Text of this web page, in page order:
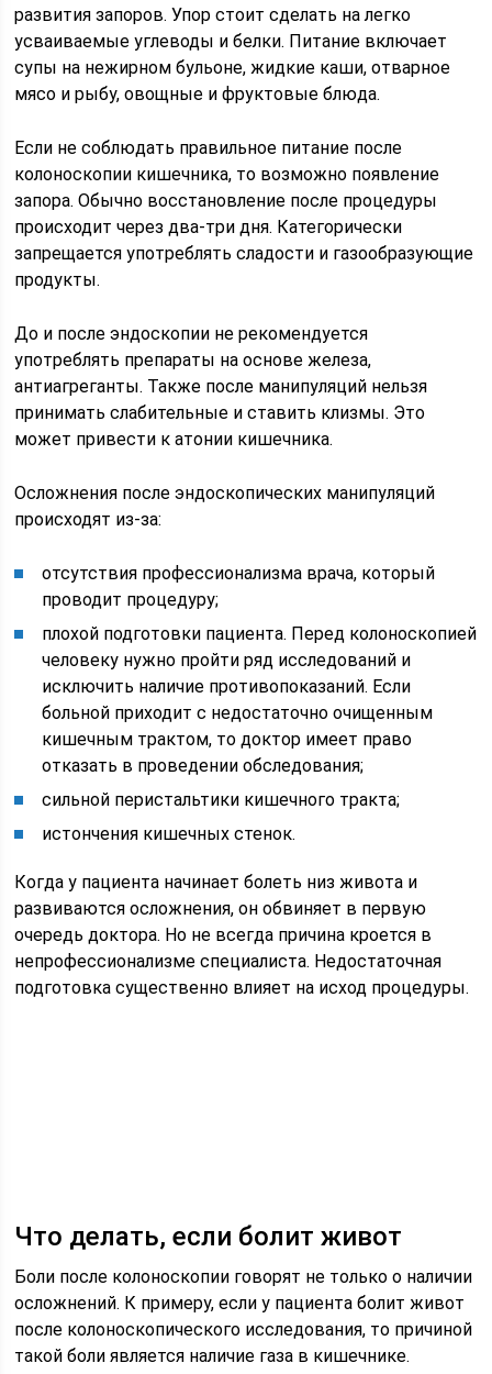
развития запоров. Упор стоит сделать на легко
усваиваемые углеводы и белки. Питание включает
супы на нежирном бульоне, жидкие каши, отварное
мясо и рыбу, овощные и фруктовые блюда.
Если не соблюдать правильное питание после
колоноскопии кишечника, то возможно появление
запора. Обычно восстановление после процедуры
происходит через два-три дня. Категорически
запрещается употреблять сладости и газообразующие
продукты.
До и после эндоскопии не рекомендуется
употреблять препараты на основе железа,
антиагреганты. Также после манипуляций нельзя
принимать слабительные и ставить клизмы. Это
может привести к атонии кишечника.
Осложнения после эндоскопических манипуляций
происходят из-за:
отсутствия профессионализма врача, который
проводит процедуру;
плохой подготовки пациента. Перед колоноскопией
человеку нужно пройти ряд исследований и
исключить наличие противопоказаний. Если
больной приходит с недостаточно очищенным
кишечным трактом, то доктор имеет право
отказать в проведении обследования;
сильной перистальтики кишечного тракта;
истончения кишечных стенок.
Когда у пациента начинает болеть низ живота и
развиваются осложнения, он обвиняет в первую
очередь доктора. Но не всегда причина кроется в
непрофессионализме специалиста. Недостаточная
подготовка существенно влияет на исход процедуры.
Что делать, если болит живот
Боли после колоноскопии говорят не только о наличии
осложнений. К примеру, если у пациента болит живот
после колоноскопического исследования, то причиной
такой боли является наличие газа в кишечнике.